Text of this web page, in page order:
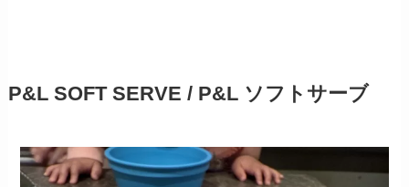
P&L SOFT SERVE / P&L ソフトサーブ